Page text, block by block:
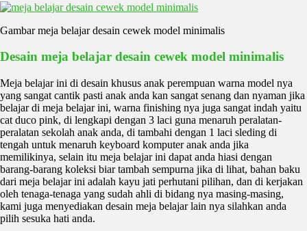
Gambar meja belajar desain cewek model minimalis
Desain meja belajar desain cewek model minimalis
Meja belajar ini di desain khusus anak perempuan warna model nya
yang sangat cantik pasti anak anda kan sangat senang dan nyaman jika
belajar di meja belajar ini, warna finishing nya juga sangat indah yaitu
cat duco pink, di lengkapi dengan 3 laci guna menaruh peralatan-
peralatan sekolah anak anda, di tambahi dengan 1 laci sleding di
tengah untuk menaruh keyboard komputer anak anda jika
memilikinya, selain itu meja belajar ini dapat anda hiasi dengan
barang-barang koleksi biar tambah sempurna jika di lihat, bahan baku
dari meja belajar ini adalah kayu jati perhutani pilihan, dan di kerjakan
oleh tenaga-tenaga yang sudah ahli di bidang nya masing-masing,
kami juga menyediakan desain meja belajar lain nya silahkan anda
pilih sesuka hati anda.